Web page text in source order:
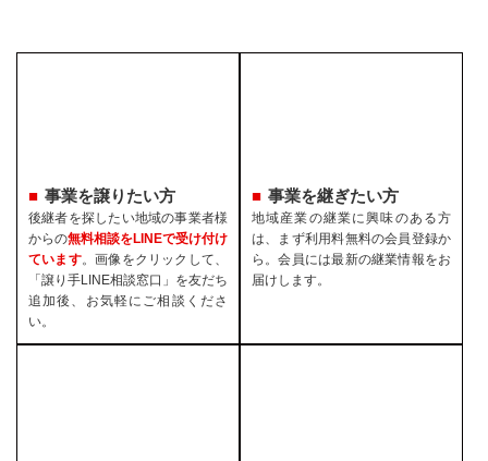
事業を譲りたい方
後継者を探したい地域の事業者様
からの無料相談をLINEで受け付け
ています。画像をクリックして、
「譲り手LINE相談窓口」を友だち
追加後、お気軽にご相談くださ
い。
事業を継ぎたい方
地域産業の継業に興味のある方
は、まず利用料無料の会員登録か
ら。会員には最新の継業情報をお
届けします。